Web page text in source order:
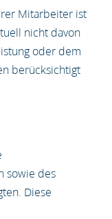
Mitarbeiter ist
nicht davon
oder dem
berücksichtigt
sowie des
Diese